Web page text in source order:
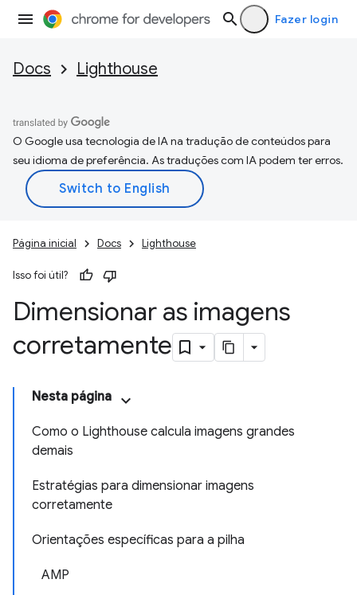
Fazer login
Docs Lighthouse
O Google usa tecnologia de IA na tradução de conteúdos para
seu idioma de preferência. As traduções com IA podem ter erros.
Página inicial Docs Lighthouse
Isso foi útil?
Dimensionar as imagens
corretamente
Nesta página
Como o Lighthouse calcula imagens grandes
demais
Estratégias para dimensionar imagens
corretamente
Orientações específicas para a pilha
AMP